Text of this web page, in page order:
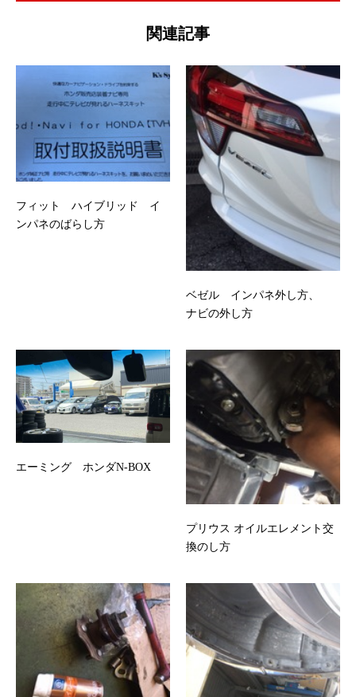
関連記事
フィット ハイブリッド イ
ンパネのばらし方
ベゼル インパネ外し方、
ナビの外し方
エーミング ホンダN-BOX
プリウス オイルエレメント交
換のし方